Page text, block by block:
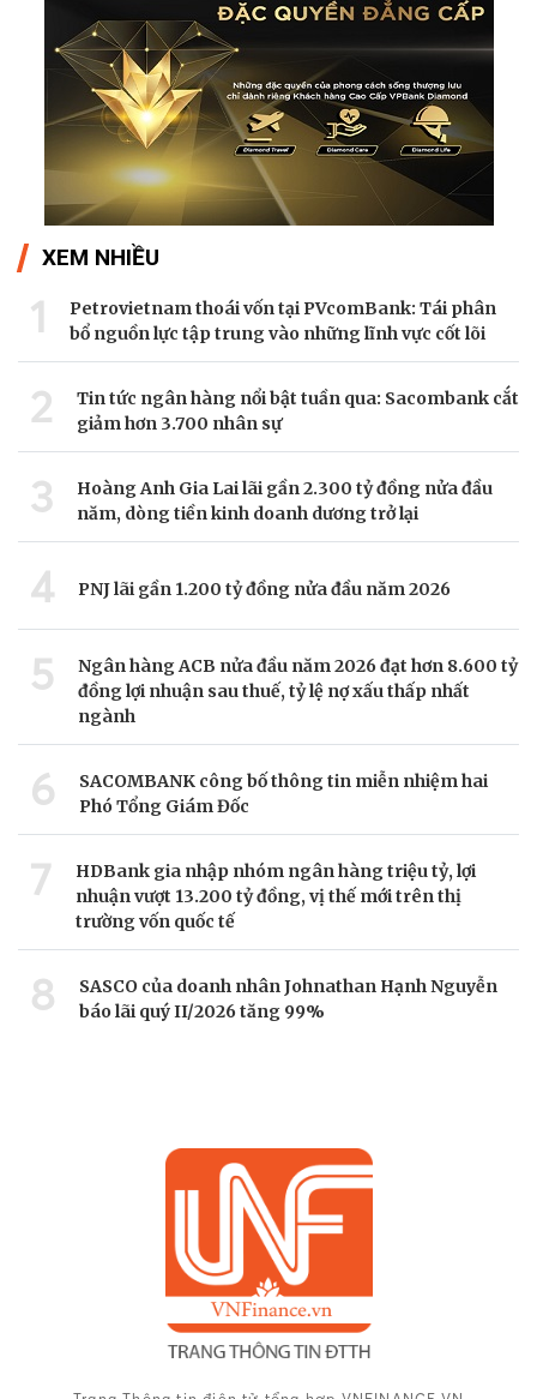
XEM NHIỀU
1
Petrovietnam thoái vốn tại PVcomBank: Tái phân
bổ nguồn lực tập trung vào những lĩnh vực cốt lõi
2
Tin tức ngân hàng nổi bật tuần qua: Sacombank cắt
giảm hơn 3.700 nhân sự
3
Hoàng Anh Gia Lai lãi gần 2.300 tỷ đồng nửa đầu
năm, dòng tiền kinh doanh dương trở lại
4 PNJ lãi gần 1.200 tỷ đồng nửa đầu năm 2026
5
Ngân hàng ACB nửa đầu năm 2026 đạt hơn 8.600 tỷ
đồng lợi nhuận sau thuế, tỷ lệ nợ xấu thấp nhất
ngành
6
SACOMBANK công bố thông tin miễn nhiệm hai
Phó Tổng Giám Đốc
7
HDBank gia nhập nhóm ngân hàng triệu tỷ, lợi
nhuận vượt 13.200 tỷ đồng, vị thế mới trên thị
trường vốn quốc tế
8
SASCO của doanh nhân Johnathan Hạnh Nguyễn
báo lãi quý II/2026 tăng 99%